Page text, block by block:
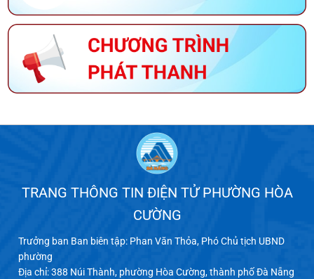
TRANG THÔNG TIN ĐIỆN TỬ PHƯỜNG HÒA
CƯỜNG
Trưởng ban Ban biên tập: Phan Văn Thỏa, Phó Chủ tịch UBND
phường
Địa chỉ: 388 Núi Thành, phường Hòa Cường, thành phố Đà Nẵng